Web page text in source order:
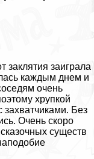
заиграла
каждым днем и
очень
хрупкой
захватчиками. Без
Очень скоро
существ